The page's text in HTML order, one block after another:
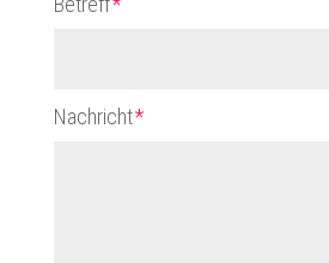
Nachricht